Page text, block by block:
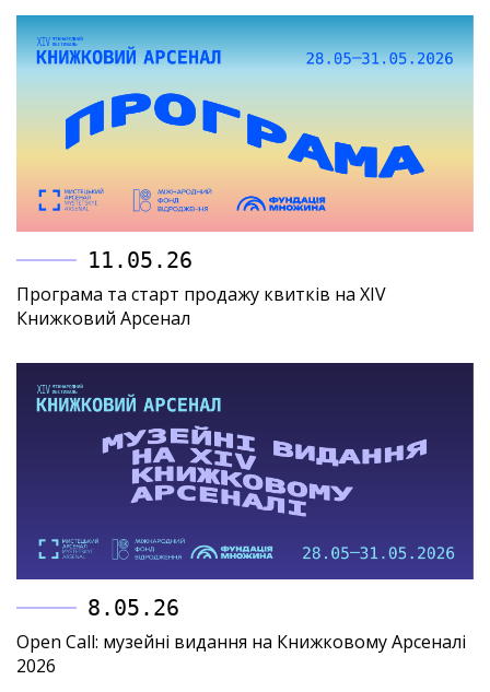
11.05.26
Програма та старт продажу квитків на XIV
Книжковий Арсенал
8.05.26
Open Call: музейні видання на Книжковому Арсеналі
2026